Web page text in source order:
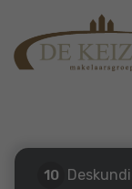
10